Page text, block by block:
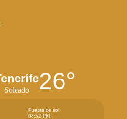
Soleado 26°
Puesta de sol
08:52 PM